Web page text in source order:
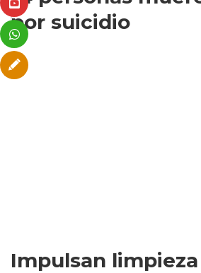
por suicidio
Impulsan limpieza